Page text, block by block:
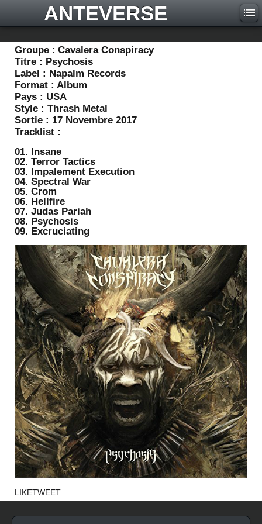
ANTEVERSE
Groupe : Cavalera Conspiracy
Titre : Psychosis
Label : Napalm Records
Format : Album
Pays : USA
Style : Thrash Metal
Sortie : 17 Novembre 2017
Tracklist :
01. Insane
02. Terror Tactics
03. Impalement Execution
04. Spectral War
05. Crom
06. Hellfire
07. Judas Pariah
08. Psychosis
09. Excruciating
LIKETWEET